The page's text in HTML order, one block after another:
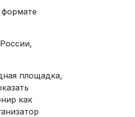
площадка,
как